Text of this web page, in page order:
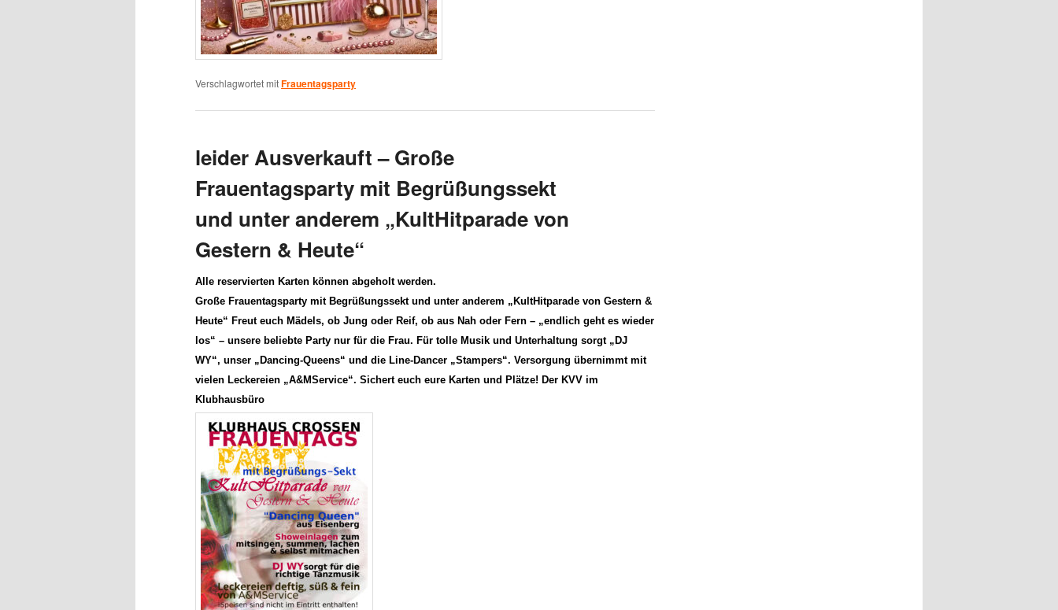
Verschlagwortet mitFrauentagsparty
leider Ausverkauft – Große
Frauentagsparty mit Begrüßungssekt
und unter anderem „KultHitparade von
Gestern & Heute“
Alle reservierten Karten können abgeholt werden.
Große Frauentagsparty mit Begrüßungssekt und unter anderem „ KultHitparade von Gestern &
Heute“ Freut euch Mädels, ob Jung oder Reif, ob aus Nah oder Fern – „endlich geht es wieder
los“ – unsere beliebte Party nur für die Frau. Für tolle Musik und Unterhaltung sorgt „DJ
WY“, unser „Dancing-Queens“ und die Line-Dancer „Stampers“. Versorgung übernimmt mit
vielen Leckereien „A&MService“. Sichert euch eure Karten und Plätze! Der KVV im
Klubhausbüro